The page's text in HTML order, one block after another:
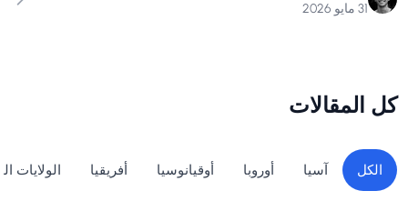
31 مايو 2026
كل المقالات
الكل آسيا أوروبا أوقيانوسيا أفريقيا الولايات